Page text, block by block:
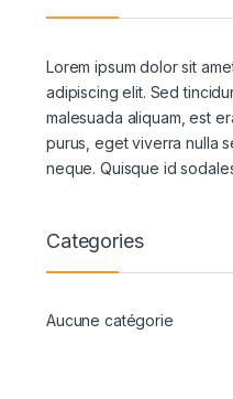
Lorem ipsum dolor sit
adipiscing elit. Sed
malesuada aliquam, est
purus, eget viverra nulla
neque. Quisque id
Categories
Aucune catégorie